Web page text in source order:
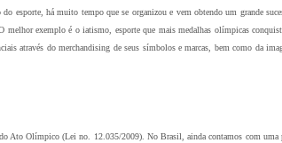
há muito tempo que se organizou e vem obtendo um grande
exemplo é o iatismo, esporte que mais medalhas olímpicas
através do merchandising de seus símbolos e marcas, bem como da
Ato Olímpico (Lei no. 12.035/2009). No Brasil, ainda contamos com